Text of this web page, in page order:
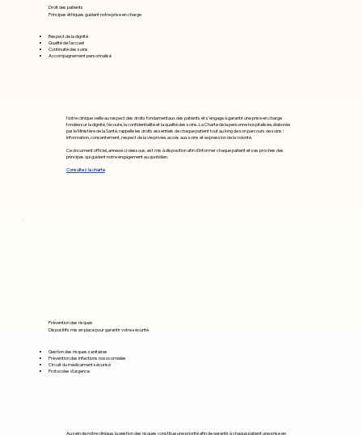
Droit des patients
Principes éthiques guidant notre prise en charge
Respect de la dignité
Qualité de l'accueil
Continuité des soins
Accompagnement personnalisé
Notre clinique veille au respect des droits fondamentaux des patients et s’engage à garantir une prise en charge
fondée sur la dignité, l’écoute, la confidentialité et la qualité des soins. La Charte de la personne hospitalisée, élaborée
par le Ministère de la Santé, rappelle les droits essentiels de chaque patient tout au long de son parcours de soins :
information, consentement, respect de la vie privée, accès aux soins et expression de la volonté.
Ce document officiel, annexé ci-dessous, est mis à disposition afin d’informer chaque patient et ses proches des
principes qui guident notre engagement au quotidien.
Consultez la charte
Prévention des risques
Dispositifs mis en place pour garantir votre sécurité
Gestion des risques sanitaires
Prévention des infections nosocomiales
Circuit du médicament sécurisé
Protocoles d'urgence
Au sein de notre clinique, la gestion des risques constitue une priorité afin de garantir à chaque patient une prise en